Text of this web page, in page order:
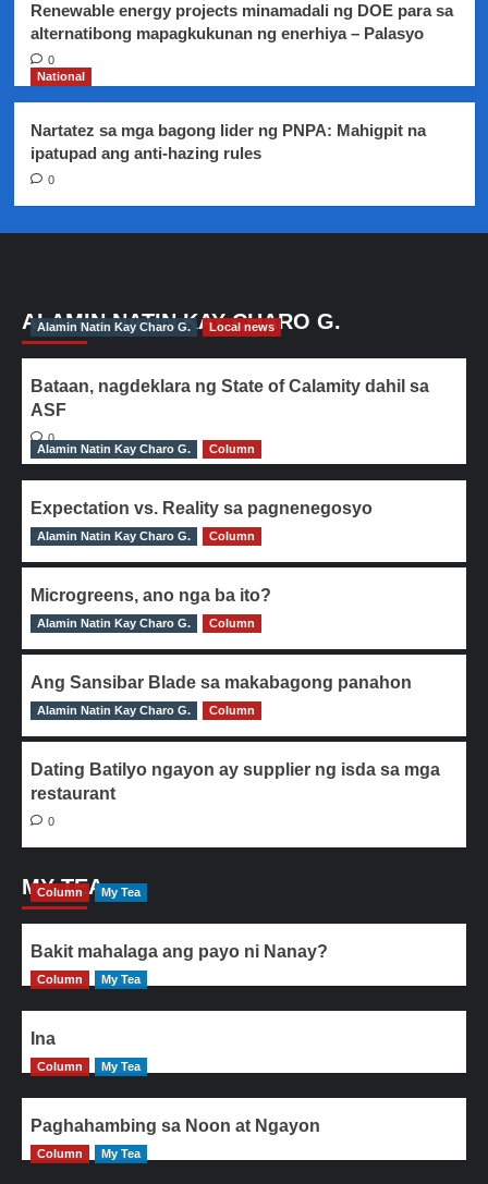
Renewable energy projects minamadali ng DOE para sa
alternatibong mapagkukunan ng enerhiya – Palasyo
0
National
Nartatez sa mga bagong lider ng PNPA: Mahigpit na
ipatupad ang anti-hazing rules
0
ALAMIN NATIN KAY CHARO G.
Alamin Natin Kay Charo G. Local news
Bataan, nagdeklara ng State of Calamity dahil sa
ASF
0
Alamin Natin Kay Charo G.
Column
Expectation vs. Reality sa pagnenegosyo
0
Alamin Natin Kay Charo G. Column
Microgreens, ano nga ba ito?
0
Alamin Natin Kay Charo G. Column
Ang Sansibar Blade sa makabagong panahon
0
Alamin Natin Kay Charo G. Column
Dating Batilyo ngayon ay supplier ng isda sa mga
restaurant
0
MY TEA
Column My Tea
Bakit mahalaga ang payo ni Nanay?
Column My Tea
Ina
Column My Tea
Paghahambing sa Noon at Ngayon
Column My Tea